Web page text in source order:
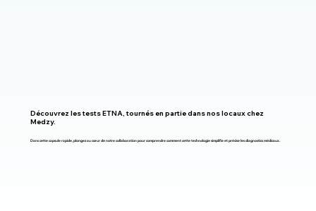
Découvrez les tests ETNA, tournés en partie dans nos locaux chez
Medzy.
Dans cette capsule rapide, plongez au cœur de notre collaboration pour comprendre comment cette technologie simplifie et précise les diagnostics médicaux.